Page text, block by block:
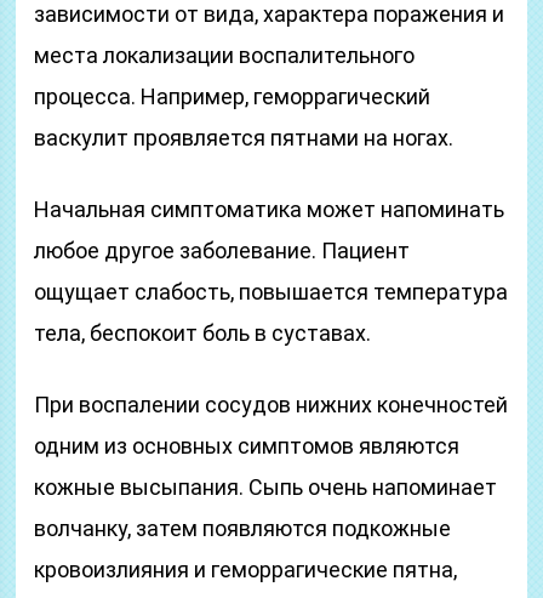
зависимости от вида, характера поражения и
места локализации воспалительного
процесса. Например, геморрагический
васкулит проявляется пятнами на ногах.
Начальная симптоматика может напоминать
любое другое заболевание. Пациент
ощущает слабость, повышается температура
тела, беспокоит боль в суставах.
При воспалении сосудов нижних конечностей
одним из основных симптомов являются
кожные высыпания. Сыпь очень напоминает
волчанку, затем появляются подкожные
кровоизлияния и геморрагические пятна,